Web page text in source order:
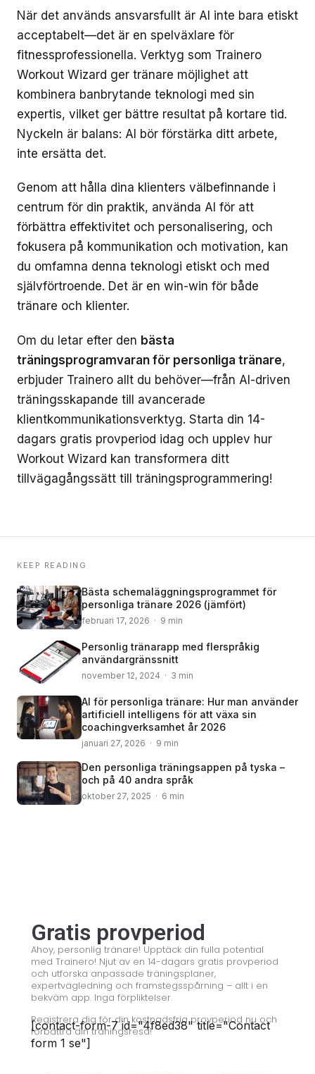
När det används ansvarsfullt är AI inte bara etiskt
acceptabelt—det är en spelväxlare för
fitnessprofessionella. Verktyg som Trainero
Workout Wizard ger tränare möjlighet att
kombinera banbrytande teknologi med sin
expertis, vilket ger bättre resultat på kortare tid.
Nyckeln är balans: AI bör förstärka ditt arbete,
inte ersätta det.
Genom att hålla dina klienters välbefinnande i
centrum för din praktik, använda AI för att
förbättra effektivitet och personalisering, och
fokusera på kommunikation och motivation, kan
du omfamna denna teknologi etiskt och med
självförtroende. Det är en win-win för både
tränare och klienter.
Om du letar efter den bästa
träningsprogramvaran för personliga tränare,
erbjuder Trainero allt du behöver—från AI-driven
träningsskapande till avancerade
klientkommunikationsverktyg. Starta din 14-
dagars gratis provperiod idag och upplev hur
Workout Wizard kan transformera ditt
tillvägagångssätt till träningsprogrammering!
KEEP READING
Bästa schemaläggningsprogrammet för
personliga tränare 2026 (jämfört)
februari 17, 2026 · 9 min
Personlig tränarapp med flerspråkig
användargränssnitt
november 12, 2024 · 3 min
AI för personliga tränare: Hur man använder
artificiell intelligens för att växa sin
coachingverksamhet år 2026
januari 27, 2026 · 9 min
Den personliga träningsappen på tyska –
och på 40 andra språk
oktober 27, 2025 · 6 min
Gratis provperiod
Ahoy, personlig tränare! Upptäck din fulla potential
med Trainero! Njut av en 14-dagars gratis provperiod
och utforska anpassade träningsplaner,
expertvägledning och framstegsspårning – allt i en
bekväm app. Inga förpliktelser.
Registrera dig för din kostnadsfria provperiod nu och
förbättra din träningsresa!
[contact-form-7 id="4f8ed38" title="Contact
form 1 se"]